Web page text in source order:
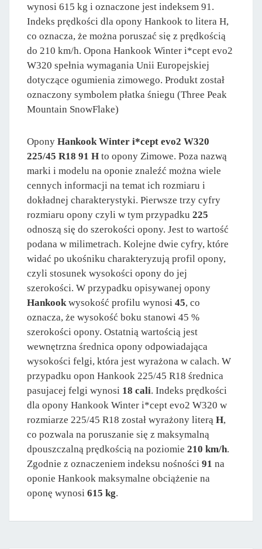
wynosi 615 kg i oznaczone jest indeksem 91.
Indeks prędkości dla opony Hankook to litera H,
co oznacza, że można poruszać się z prędkością
do 210 km/h. Opona Hankook Winter i*cept evo2
W320 spełnia wymagania Unii Europejskiej
dotyczące ogumienia zimowego. Produkt został
oznaczony symbolem płatka śniegu (Three Peak
Mountain SnowFlake)
Opony Hankook Winter i*cept evo2 W320
225/45 R18 91 H to opony Zimowe. Poza nazwą
marki i modelu na oponie znaleźć można wiele
cennych informacji na temat ich rozmiaru i
dokładnej charakterystyki. Pierwsze trzy cyfry
rozmiaru opony czyli w tym przypadku 225
odnoszą się do szerokości opony. Jest to wartość
podana w milimetrach. Kolejne dwie cyfry, które
widać po ukośniku charakteryzują profil opony,
czyli stosunek wysokości opony do jej
szerokości. W przypadku opisywanej opony
Hankook wysokość profilu wynosi 45, co
oznacza, że wysokość boku stanowi 45 %
szerokości opony. Ostatnią wartością jest
wewnętrzna średnica opony odpowiadająca
wysokości felgi, która jest wyrażona w calach. W
przypadku opon Hankook 225/45 R18 średnica
pasujacej felgi wynosi 18 cali. Indeks prędkości
dla opony Hankook Winter i*cept evo2 W320 w
rozmiarze 225/45 R18 został wyrażony literą H,
co pozwala na poruszanie się z maksymalną
dpouszczalną prędkością na poziomie 210 km/h.
Zgodnie z oznaczeniem indeksu nośności 91 na
oponie Hankook maksymalne obciążenie na
oponę wynosi 615 kg.